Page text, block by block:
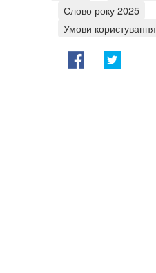
Слово року 2025
Умови користування